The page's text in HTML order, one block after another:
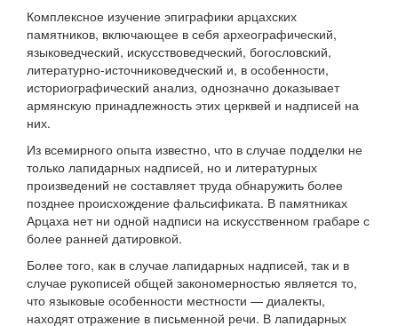
Комплексное изучение эпиграфики арцахских
памятников, включающее в себя археографический,
языковедческий, искусствоведческий, богословский,
литературно-источниковедческий и, в особенности,
историографический анализ, однозначно доказывает
армянскую принадлежность этих церквей и надписей на
них.
Из всемирного опыта известно, что в случае подделки не
только лапидарных надписей, но и литературных
произведений не составляет труда обнаружить более
позднее происхождение фальсификата. В памятниках
Арцаха нет ни одной надписи на искусственном грабаре с
более ранней датировкой.
Более того, как в случае лапидарных надписей, так и в
случае рукописей общей закономерностью является то,
что языковые особенности местности — диалекты,
находят отражение в письменной речи. В лапидарных